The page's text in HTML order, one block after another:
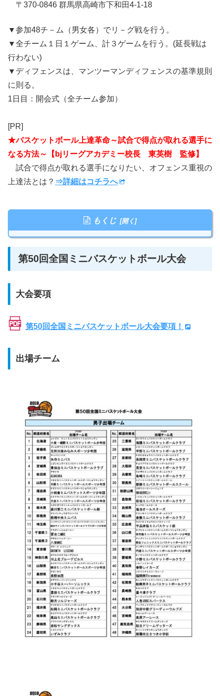
〒370-0846 群馬県高崎市下和田4-1-18
▼参加48チ－ム（男女各）でリ－グ戦を行う。
▼全チーム１日１ゲーム、計３ゲームを行う。(延長戦は
行わない)
▼ディフェンスは、マンツーマンディフェンスの基準規則
に則る。
1日目：開会式（全チーム参加）
[PR]
★バスケットボール上達革命～試合で得点が取れる選手に
なる方法～【bjリーグアカデミー校長 東英樹 監修】
試合で得点が取れる選手になりたい、オフェンス重視の
上達法とは？ ⇒詳細はコチラへ
もくじ
第50回全国ミニバスケットボール大会
大会要項
第50回全国ミニバスケットボール大会要項！
出場チーム